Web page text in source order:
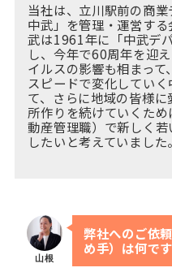
当社は、立川駅前の商
中武」を管理・運営す
武は1961年に「中武デ
し、今年で60周年を迎
イルスの影響も相まって
スピードで変化してい
て、さらに地域の皆様
所作りを続けていくた
動産管理職）で新しく
したいと考えていました。
弊社へのご依
め手）は何で
山根